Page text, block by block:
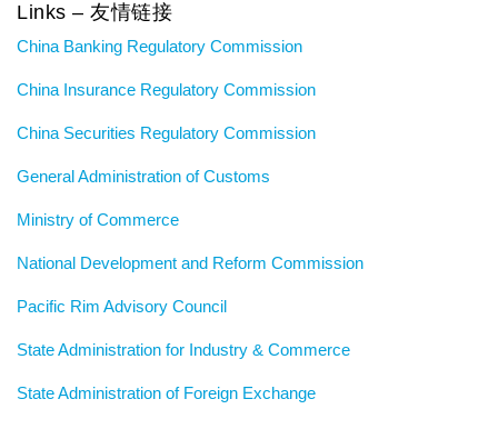
Links – 友情链接
China Banking Regulatory Commission
China Insurance Regulatory Commission
China Securities Regulatory Commission
General Administration of Customs
Ministry of Commerce
National Development and Reform Commission
Pacific Rim Advisory Council
State Administration for Industry & Commerce
State Administration of Foreign Exchange